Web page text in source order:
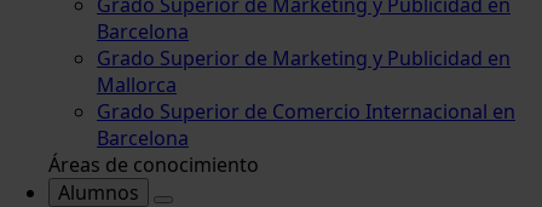
Barcelona
Grado Superior de Marketing y Publicidad en
Mallorca
Grado Superior de Comercio Internacional en
Barcelona
Áreas de conocimiento
Alumnos